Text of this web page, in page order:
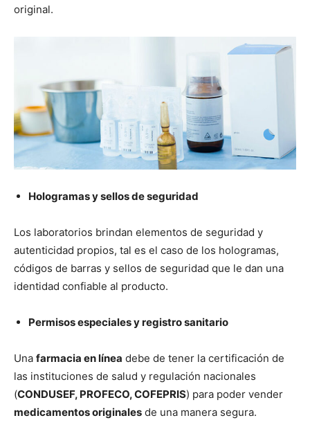
original.
Hologramas y sellos de seguridad
Los laboratorios brindan elementos de seguridad y
autenticidad propios, tal es el caso de los hologramas,
códigos de barras y sellos de seguridad que le dan una
identidad confiable al producto.
Permisos especiales y registro sanitario
Una farmacia en línea debe de tener la certificación de
las instituciones de salud y regulación nacionales
(CONDUSEF, PROFECO, COFEPRIS) para poder vender
medicamentos originales de una manera segura.